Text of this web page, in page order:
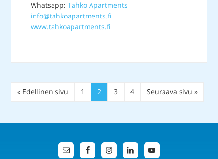
Whatsapp:Tahko Apartments
info@tahkoapartments.fi
www.tahkoapartments.fi
« Edellinen sivu 1 2 3 4 Seuraava sivu »